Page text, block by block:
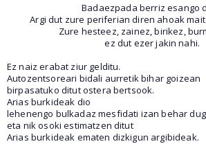
Badaezpada berriz esango
Argi dut zure periferian diren ahoak
Zure hesteez, zainez, birikez,
ez dut ezer jakin nahi.
Ez naiz erabat ziur gelditu.
Autozentsoreari bidali aurretik bihar goizean
birpasatuko ditut ostera bertsook.
Arias burkideak dio
lehenengo bulkadaz mesfidati izan behar
eta nik osoki estimatzen ditut
Arias burkideak ematen dizkigun argibideak.